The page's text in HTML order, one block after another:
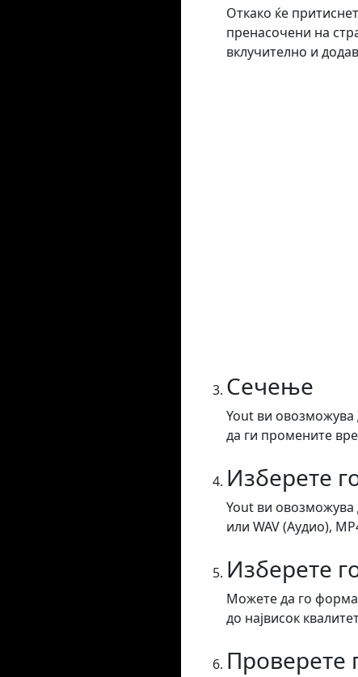
Откако ќе
пренасочени на
вклучително и
Сечење
Yout ви овозможува
да ги промените
Изберете
Yout ви
или WAV (Аудио),
Изберете
Можете да го
до највисок
Проверете